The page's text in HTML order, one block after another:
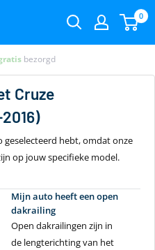
0
bezorgd
Cruze
hebt, omdat onze
op jouw specifieke model.
Mijn auto heeft een open
dakrailing
Open dakrailingen zijn in
de lengterichting van het